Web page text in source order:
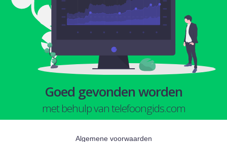
Goed gevonden worden
met behulp van telefoongids.com
Algemene voorwaarden